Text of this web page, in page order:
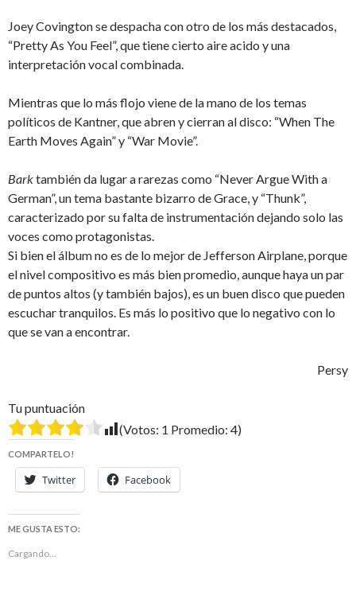
Joey Covington se despacha con otro de los más destacados,
“Pretty As You Feel”, que tiene cierto aire acido y una
interpretación vocal combinada.
Mientras que lo más flojo viene de la mano de los temas
políticos de Kantner, que abren y cierran al disco: “When The
Earth Moves Again” y “War Movie”.
Barktambién da lugar a rarezas como “Never Argue With a
German”, un tema bastante bizarro de Grace, y “Thunk”,
caracterizado por su falta de instrumentación dejando solo las
voces como protagonistas.
Si bien el álbum no es de lo mejor de Jefferson Airplane, porque
el nivel compositivo es más bien promedio, aunque haya un par
de puntos altos (y también bajos), es un buen disco que pueden
escuchar tranquilos. Es más lo positivo que lo negativo con lo
que se van a encontrar.
Persy
Tu puntuación
(Votos: 1 Promedio: 4)
COMPARTELO!
Twitter Facebook
ME GUSTA ESTO:
Cargando...